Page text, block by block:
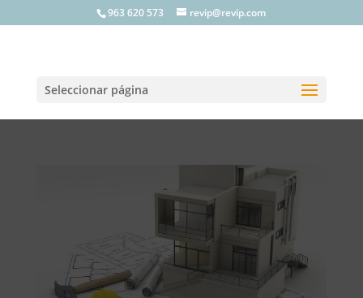
963 620 573 revip@revip.com
Seleccionar página